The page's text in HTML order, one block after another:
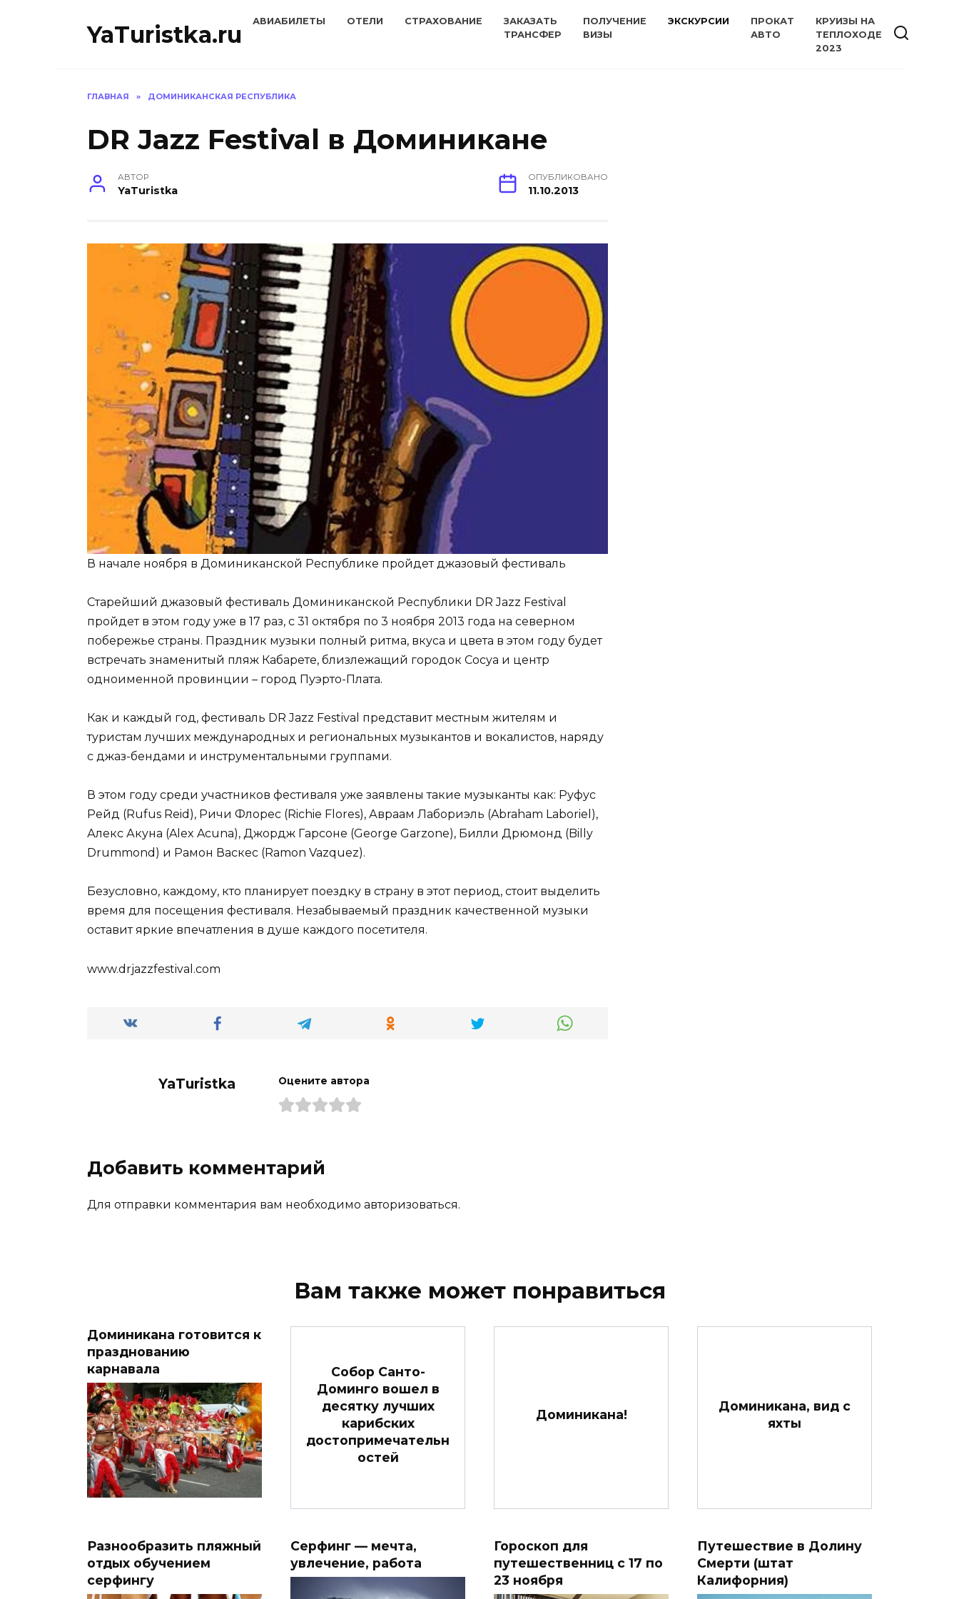
YaTuristka.ru АВИАБИЛЕТЫ ОТЕЛИ СТРАХОВАНИЕ
ЗАКАЗАТЬ
ТРАНСФЕР
ПОЛУЧЕНИЕ
ВИЗЫ
ЭКСКУРСИИ
ПРОКАТ
АВТО
КРУИЗЫ НА
ТЕПЛОХОДЕ
2023
ГЛАВНАЯ » ДОМИНИКАНСКАЯ РЕСПУБЛИКА
DR Jazz Festival в Доминикане
АВТОР
YaTuristka
ОПУБЛИКОВАНО
11.10.2013
В начале ноября в Доминиканской Республике пройдет джазовый фестиваль
Старейший джазовый фестиваль Доминиканской Республики DR Jazz Festival
пройдет в этом году уже в 17 раз, с 31 октября по 3 ноября 2013 года на северном
побережье страны. Праздник музыки полный ритма, вкуса и цвета в этом году будет
встречать знаменитый пляж Кабарете, близлежащий городок Сосуа и центр
одноименной провинции – город Пуэрто-Плата.
Как и каждый год, фестиваль DR Jazz Festival представит местным жителям и
туристам лучших международных и региональных музыкантов и вокалистов, наряду
с джаз-бендами и инструментальными группами.
В этом году среди участников фестиваля уже заявлены такие музыканты как: Руфус
Рейд (Rufus Reid), Ричи Флорес (Richie Flores), Авраам Лабориэль (Abraham Laboriel),
Алекс Акуна (Alex Acuna), Джордж Гарсоне (George Garzone), Билли Дрюмонд (Billy
Drummond) и Рамон Васкес (Ramon Vazquez).
Безусловно, каждому, кто планирует поездку в страну в этот период, стоит выделить
время для посещения фестиваля. Незабываемый праздник качественной музыки
оставит яркие впечатления в душе каждого посетителя.
www.drjazzfestival.com
YaTuristka Оцените автора
Добавить комментарий
Для отправки комментария вам необходимо авторизоваться.
Вам также может понравиться
Доминикана готовится к
празднованию
карнавала
Собор Санто-
Доминго вошел в
десятку лучших
карибских
достопримечательн
остей
Доминикана!
Доминикана, вид с
яхты
Разнообразить пляжный
отдых обучением
серфингу
Серфинг — мечта,
увлечение, работа
Гороскоп для
путешественниц с 17 по
23 ноября
Путешествие в Долину
Смерти (штат
Калифорния)